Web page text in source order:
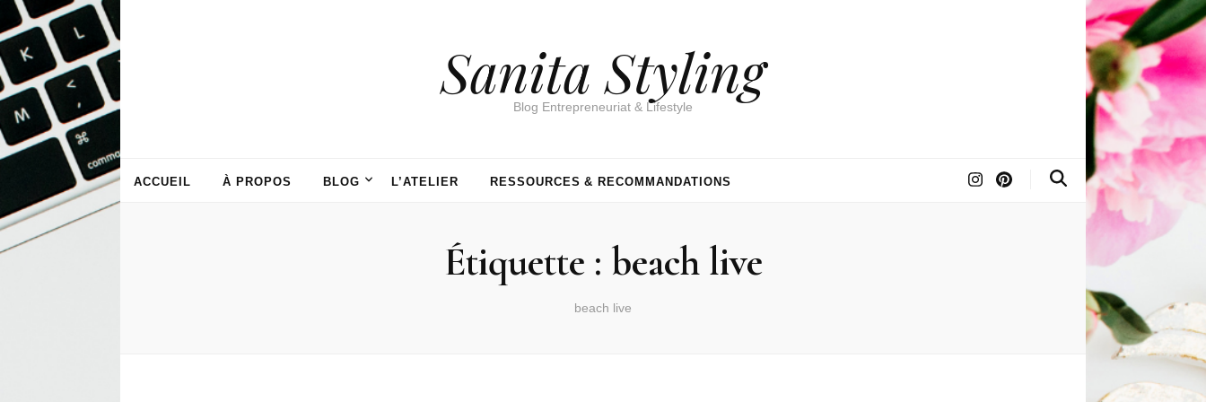
Sanita Styling
Blog Entrepreneuriat & Lifestyle
ACCUEIL À PROPOS BLOG L’ATELIER RESSOURCES & RECOMMANDATIONS
Étiquette : beach live
beach live